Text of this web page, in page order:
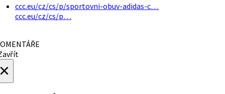
ccc.eu/cz/cs/p/sportovni-obuv-adidas-c…
ccc.eu/cz/cs/p…